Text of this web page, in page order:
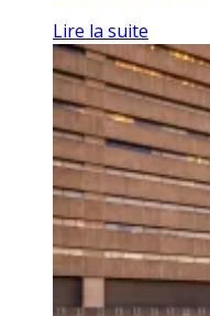
Lire la suite